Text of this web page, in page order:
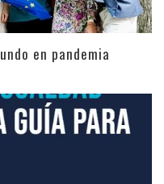
en pandemia